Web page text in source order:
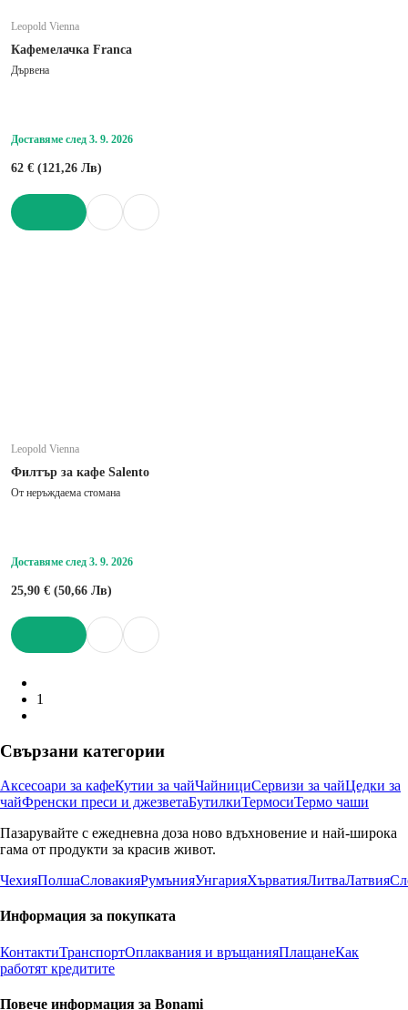
Leopold Vienna
Кафемелачка Franca
Дървена
Доставяме след 3. 9. 2026
62 € (121,26 Лв)
Leopold Vienna
Филтър за кафе Salento
От неръждаема стомана
Доставяме след 3. 9. 2026
25,90 € (50,66 Лв)
1
Свързани категории
Аксесоари за кафеКутии за чайЧайнициСервизи за чайЦедки за
чайФренски преси и джезветаБутилкиТермосиТермо чаши
Пазарувайте с ежедневна доза ново вдъхновение и най-широка
гама от продукти за красив живот.
ЧехияПолшаСловакияРумънияУнгарияХърватияЛитваЛатвия
Информация за покупката
КонтактиТранспортОплаквания и връщанияПлащанеКак
работят кредитите
Повече информация за Bonami